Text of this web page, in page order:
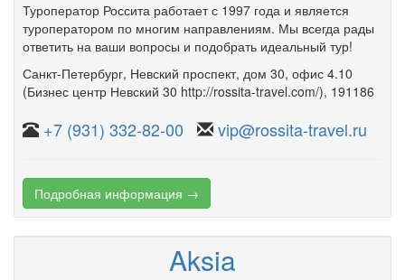
Туроператор Россита работает с 1997 года и является
туроператором по многим направлениям. Мы всегда рады
ответить на ваши вопросы и подобрать идеальный тур!
Санкт-Петербург, Невский проспект, дом 30, офис 4.10
(Бизнес центр Невский 30 http://rossita-travel.com/), 191186
+7 (931) 332-82-00 vip@rossita-travel.ru
Подробная информация →
Aksia